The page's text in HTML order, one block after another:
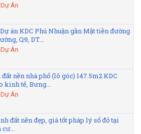
Án
án KDC Phú Nhuận gần Mặt tiền đường
Q9, DT...
Án
đất nền nhà phố (lô góc) 147.5m2 KDC
kinh tế, Bưng...
Án
đất nền đẹp, giá tốt pháp lý sổ đỏ tại
cư...